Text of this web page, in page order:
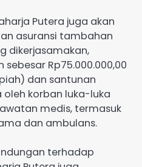
Putera juga akan
asuransi tambahan
dikerjasamakan,
Rp75.000.000,00
dan santunan
korban luka-luka
medis, termasuk
dan ambulans.
terhadap